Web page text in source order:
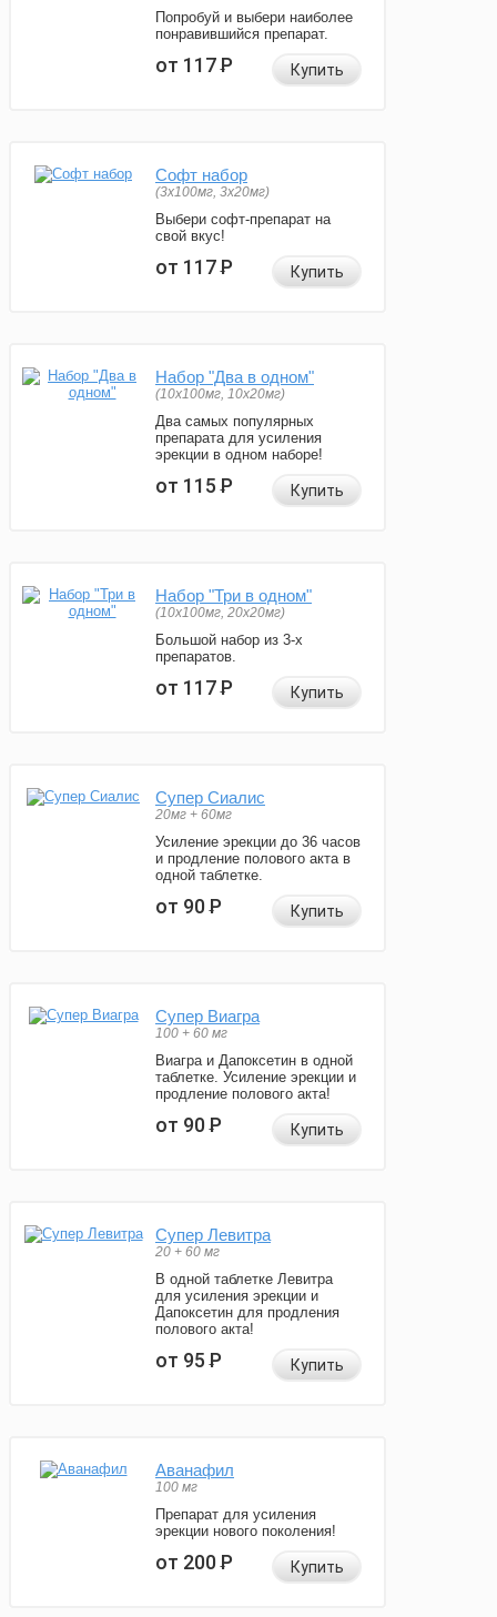
Попробуй и выбери наиболее
понравившийся препарат.
от 117Р Купить
Софт набор
(3x100мг, 3x20мг)
Выбери софт-препарат на
свой вкус!
от 117Р Купить
Набор "Два в одном"
(10x100мг, 10x20мг)
Два самых популярных
препарата для усиления
эрекции в одном наборе!
от 115Р Купить
Набор "Три в одном"
(10x100мг, 20x20мг)
Большой набор из 3-х
препаратов.
от 117Р Купить
Супер Сиалис
20мг + 60мг
Усиление эрекции до 36 часов
и продление полового акта в
одной таблетке.
от 90Р Купить
Супер Виагра
100 + 60 мг
Виагра и Дапоксетин в одной
таблетке. Усиление эрекции и
продление полового акта!
от 90Р Купить
Супер Левитра
20 + 60 мг
В одной таблетке Левитра
для усиления эрекции и
Дапоксетин для продления
полового акта!
от 95Р Купить
Аванафил
100 мг
Препарат для усиления
эрекции нового поколения!
от 200Р Купить